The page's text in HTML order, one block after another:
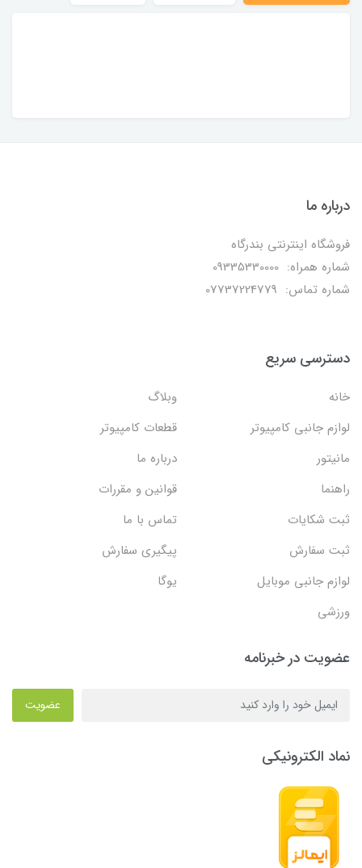
درباره ما
فروشگاه اینترنتی بندرگاه
شماره همراه: 09335330000
شماره تماس: 07737224779
دسترسی سریع
خانه
وبلاگ
لوازم جانبی کامپیوتر
قطعات کامپیوتر
مانیتور
درباره ما
راهنما
قوانین و مقررات
ثبت شکایات
تماس با ما
ثبت سفارش
پیگیری سفارش
لوازم جانبی موبایل
یوگا
ورزشی
عضویت در خبرنامه
عضویت
نماد الکترونیکی